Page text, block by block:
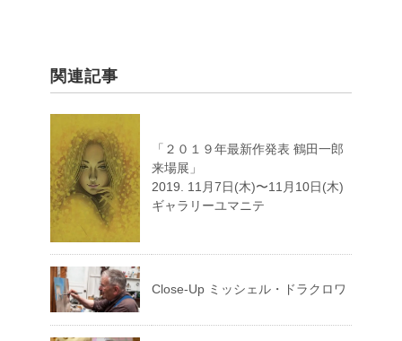
関連記事
「２０１９年最新作発表 鶴田一郎
来場展」
2019. 11月7日(木)〜11月10日(木)
ギャラリーユマニテ
Close-Up ミッシェル・ドラクロワ